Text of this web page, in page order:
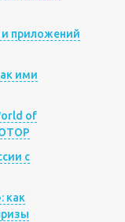
и приложений
ими
of
с
как